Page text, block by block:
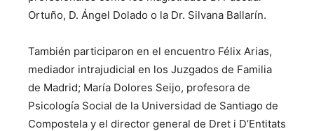
Ortuño, D. Ángel Dolado o la Dr. Silvana Ballarín.
También participaron en el encuentro Félix Arias,
mediador intrajudicial en los Juzgados de Familia
de Madrid; María Dolores Seijo, profesora de
Psicología Social de la Universidad de Santiago de
Compostela y el director general de Dret i D’Entitats